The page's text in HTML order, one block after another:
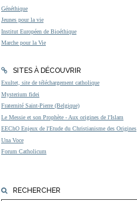
Généthique
Jeunes pour la vie
Institut Européen de Bioéthique
Marche pour la Vie
SITES À DÉCOUVRIR
Exultet, site de téléchargement catholique
Mysterium fidei
Fraternité Saint-Pierre (Belgique)
Le Messie et son Prophète - Aux origines de l'Islam
EEChO Enjeux de l'Etude du Christianisme des Origines
Una Voce
Forum Catholicum
RECHERCHER